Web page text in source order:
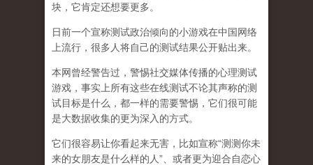
块，它肯定还想要更多。
日前一个宣称测试政治倾向的小游戏在中国网络
上流行，很多人将自己的测试结果公开贴出来。
本网曾经警告过，警惕社交媒体传播的心理测试
游戏，事实上所有这些在线测试不论其声称的测
试目标是什么，都一样的需要警惕，它们很可能
是大数据收集的更为深入的方式。
它们很容易让你看起来无害，比如宣称“测测你未
来的女朋友是什么样的人”、或者更为迎合自恋心